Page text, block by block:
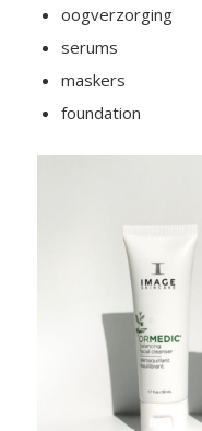
oogverzorging
serums
maskers
foundation